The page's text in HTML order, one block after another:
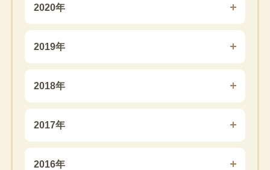
2020年
2019年
2018年
2017年
2016年